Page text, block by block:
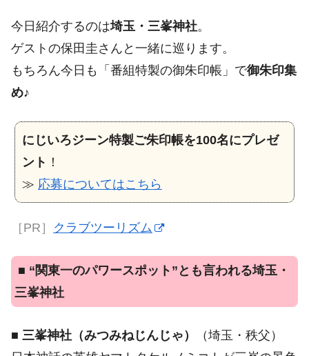
今日紹介するのは埼玉・三峯神社。
ゲストの保田圭さんと一緒に巡ります。
もちろん今日も「番組特製の御朱印帳」で御朱印集
め♪
にじいろジーン特製ご朱印帳を100名にプレゼ
ント ！
≫ 応募についてはこちら
［PR］ クラブツーリズム
■ “関東一のパワースポット”とも言われる埼玉・
三峯神社
■ 三峯神社（みつみねじんじゃ）
（埼玉・秩父）